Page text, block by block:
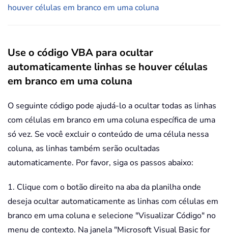
houver células em branco em uma coluna
Use o código VBA para ocultar
automaticamente linhas se houver células
em branco em uma coluna
O seguinte código pode ajudá-lo a ocultar todas as linhas
com células em branco em uma coluna específica de uma
só vez. Se você excluir o conteúdo de uma célula nessa
coluna, as linhas também serão ocultadas
automaticamente. Por favor, siga os passos abaixo:
1. Clique com o botão direito na aba da planilha onde
deseja ocultar automaticamente as linhas com células em
branco em uma coluna e selecione "Visualizar Código" no
menu de contexto. Na janela "Microsoft Visual Basic for